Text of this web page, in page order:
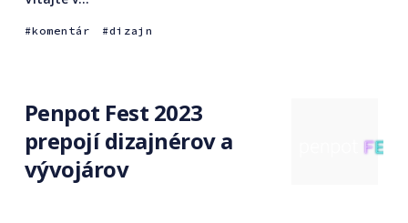
komentár dizajn
Penpot Fest 2023
prepojí dizajnérov a
vývojárov